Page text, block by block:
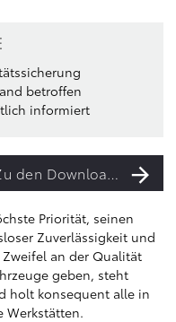
betroffen
informiert
Zu den Downloads
Priorität, seinen
Zuverlässigkeit und
an der Qualität
geben, steht
holt konsequent alle in
Werkstätten.